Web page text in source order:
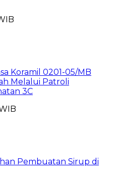
Koramil 0201-05/MB
Melalui Patroli
3C
Pembuatan Sirup di